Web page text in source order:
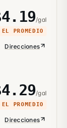
4.19/gal
EL PROMEDIO
Direcciones
4.29/gal
EL PROMEDIO
Direcciones